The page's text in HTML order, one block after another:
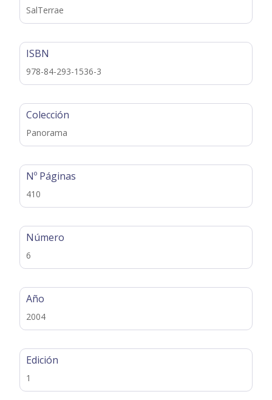
SalTerrae
ISBN
978-84-293-1536-3
Colección
Panorama
Nº Páginas
410
Número
6
Año
2004
Edición
1